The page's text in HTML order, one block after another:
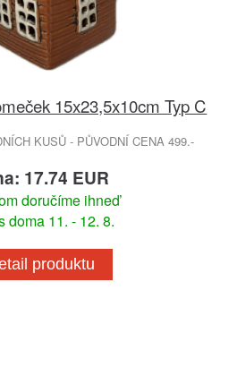
15x23,5x10cm Typ C
KUSŮ - PŮVODNÍ CENA 499.-
17.74 EUR
doručíme ihneď
doma 11. - 12. 8.
produktu